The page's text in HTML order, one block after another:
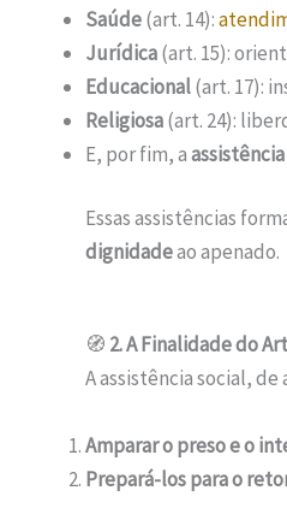
Saúde(art. 14):
Jurídica(art. 15):
Educacional(art. 17):
Religiosa(art. 24):
E, por fim, a
Essas assistências
dignidadeao apenado.
🧭 2. A Finalidade do
A assistência social,
Amparar o preso e o
Prepará-los para o